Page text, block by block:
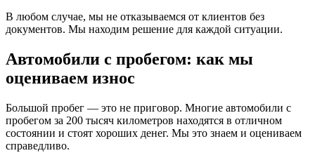
В любом случае, мы не отказываемся от клиентов без
документов. Мы находим решение для каждой ситуации.
Автомобили с пробегом: как мы
оцениваем износ
Большой пробег — это не приговор. Многие автомобили с
пробегом за 200 тысяч километров находятся в отличном
состоянии и стоят хороших денег. Мы это знаем и оцениваем
справедливо.